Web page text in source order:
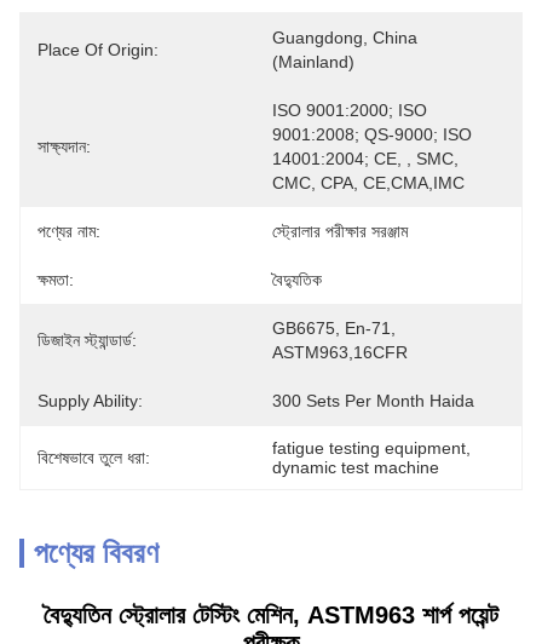
Place Of Origin:
Guangdong, China
(Mainland)
সাক্ষ্যদান:
ISO 9001:2000; ISO
9001:2008; QS-9000; ISO
14001:2004; CE, , SMC,
CMC, CPA, CE,CMA,IMC
পণ্যের নাম: স্ট্রোলার পরীক্ষার সরঞ্জাম
ক্ষমতা: বৈদ্যুতিক
ডিজাইন স্ট্যান্ডার্ড:
GB6675, En-71,
ASTM963,16CFR
Supply Ability: 300 Sets Per Month Haida
বিশেষভাবে তুলে ধরা: fatigue testing equipment
dynamic test machine
পণ্যের বিবরণ
বৈদ্যুতিন স্ট্রোলার টেস্টিং মেশিন, ASTM963 শার্প পয়েন্ট